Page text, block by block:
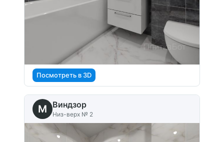
Посмотреть в 3D
M Виндзор
Низ-верх № 2